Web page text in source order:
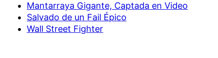
Mantarraya Gigante, Captada en Video
Salvado de un Fail Épico
Wall Street Fighter